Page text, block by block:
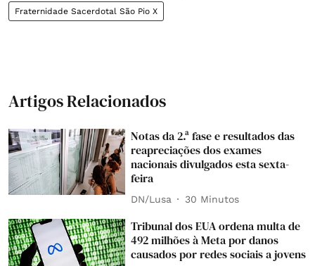
Fraternidade Sacerdotal São Pio X
Artigos Relacionados
Notas da 2.ª fase e resultados das
reapreciações dos exames
nacionais divulgados esta sexta-
feira
DN/Lusa 30 Minutos
Tribunal dos EUA ordena multa de
492 milhões à Meta por danos
causados por redes sociais a jovens